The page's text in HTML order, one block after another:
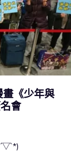
《少年與
會